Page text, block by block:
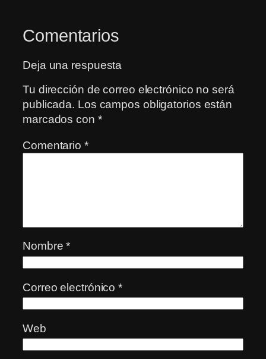
Comentarios
Deja una respuesta
Tu dirección de correo electrónico no será
publicada. Los campos obligatorios están
marcados con *
Comentario *
Nombre*
Correo electrónico*
Web